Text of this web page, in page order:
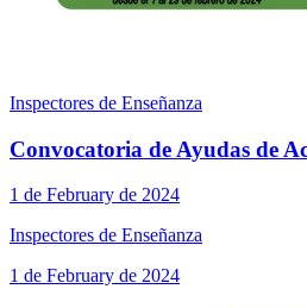
Inspectores de Enseñanza
Convocatoria de Ayudas de
1 de February de 2024
Inspectores de Enseñanza
1 de February de 2024